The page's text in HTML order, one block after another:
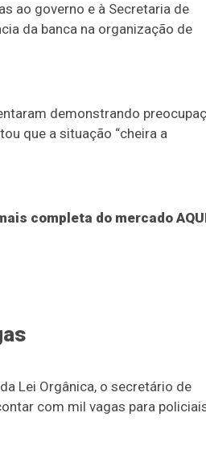
ao governo e à Secretaria de
da banca na organização de
demonstrando
que a situação “cheira a
completa do mercado
Lei Orgânica, o secretário de
com mil vagas para